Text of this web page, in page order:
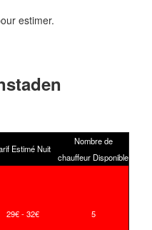
estimer.
Estimé Nuit
Nombre de
chauffeur Disponible
29€ - 32€ 5